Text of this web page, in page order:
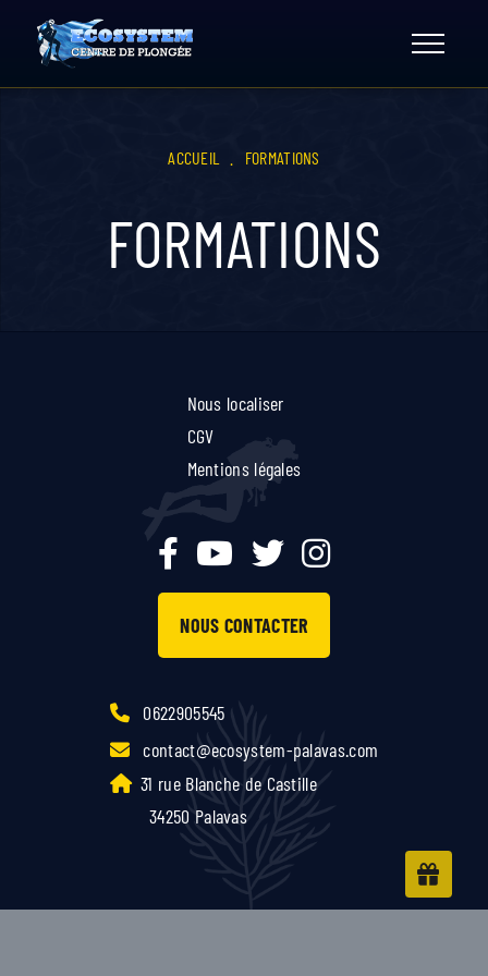
content
ACCUEIL FORMATIONS
FORMATIONS
Nous localiser
CGV
Mentions légales
NOUS CONTACTER
0622905545
contact@ecosystem-palavas.com
31 rue Blanche de Castille
34250 Palavas